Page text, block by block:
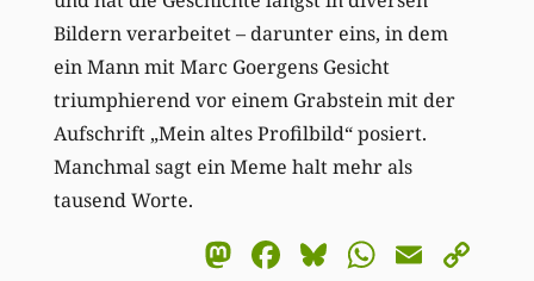
Bildern verarbeitet – darunter eins, in dem
ein Mann mit Marc Goergens Gesicht
triumphierend vor einem Grabstein mit der
Aufschrift „Mein altes Profilbild“ posiert.
Manchmal sagt ein Meme halt mehr als
tausend Worte.
Mastodon
Facebook
BlueskyEmail